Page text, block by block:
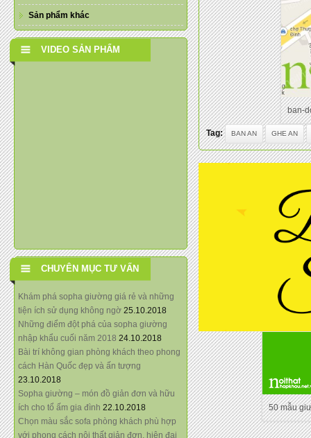
Sản phẩm khác
VIDEO SẢN PHẨM
CHUYÊN MỤC TƯ VẤN
Khám phá sopha giường giá rẻ và những
tiện ích sử dụng không ngờ 25.10.2018
Những điểm đột phá của sopha giường
nhập khẩu cuối năm 2018 24.10.2018
Bài trí không gian phòng khách theo phong
cách Hàn Quốc đẹp và ấn tượng
23.10.2018
Sopha giường – món đồ giản đơn và hữu
ích cho tổ ấm gia đình 22.10.2018
Chọn màu sắc sofa phòng khách phù hợp
với phong cách nội thất giản đơn, hiện đại
ban-
Tag: BAN AN GHE AN
50 mẫu